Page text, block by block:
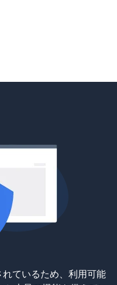
ているため、利用可能